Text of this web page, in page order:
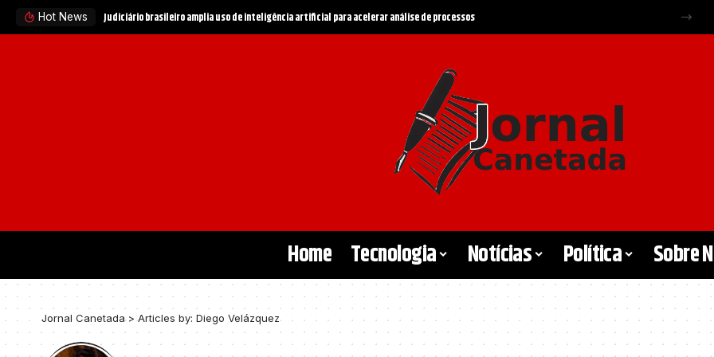
Hot News STF e governo buscam evitar crise institucional entre Polícia Federal e Supremo
Home Tecnologia Notícias Política Sobre
Jornal Canetada>Articles by: Diego Velázquez